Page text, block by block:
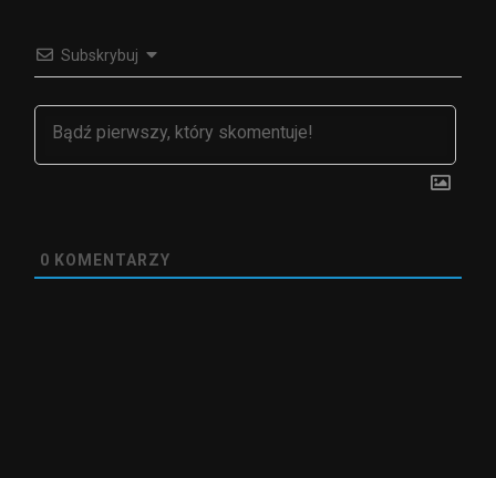
Subskrybuj
0 KOMENTARZY